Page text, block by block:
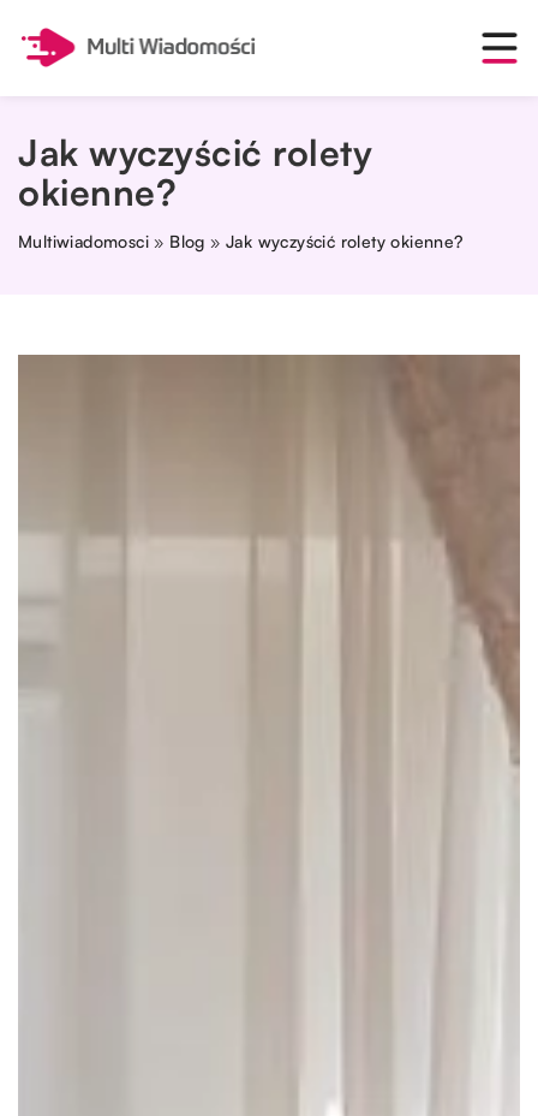
Jak wyczyścić rolety
okienne?
Multiwiadomosci » Blog »Jak wyczyścić rolety okienne?